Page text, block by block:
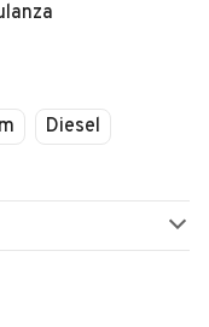
Diesel